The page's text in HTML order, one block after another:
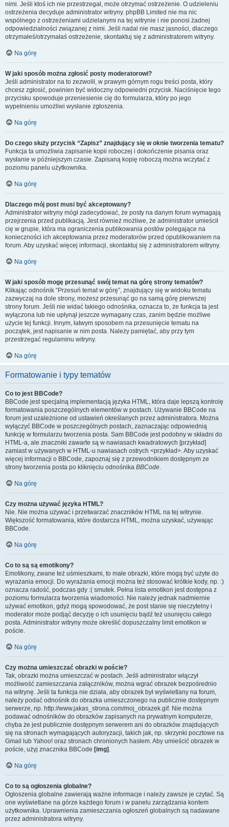
nimi. Jeśli ktoś ich nie przestrzegał, może otrzymać ostrzeżenie. O udzieleniu
ostrzeżenia decyduje administrator witryny. phpBB Limited nie ma nic
wspólnego z ostrzeżeniami udzielanymi na tej witrynie i nie ponosi żadnej
odpowiedzialności związanej z nimi. Jeśli nadal nie masz jasności, dlaczego
otrzymałeś/otrzymałaś ostrzeżenie, skontaktuj się z administratorem witryny.
Na górę
W jaki sposób można zgłosić posty moderatorowi?
Jeśli administrator na to zezwolił, w prawym górnym rogu treści posta, który
chcesz zgłosić, powinien być widoczny odpowiedni przycisk. Naciśnięcie tego
przycisku spowoduje przeniesienie cię do formularza, który po jego
wypełnieniu umożliwi wysłanie zgłoszenia.
Na górę
Do czego służy przycisk “Zapisz” znajdujący się w oknie tworzenia tematu?
Funkcja ta umożliwia zapisanie kopii roboczej i dokończenie pisania oraz
wysłanie w późniejszym czasie. Zapisaną kopię roboczą można wczytać z
poziomu panelu użytkownika.
Na górę
Dlaczego mój post musi być akceptowany?
Administrator witryny mógł zadecydować, że posty na danym forum wymagają
przejrzenia przed publikacją. Jest również możliwe, że administrator umieścił
cię w grupie, która ma ograniczenia publikowania postów polegające na
konieczności ich akceptowania przez moderatorów przed opublikowaniem na
forum. Aby uzyskać więcej informacji, skontaktuj się z administratorem witryny.
Na górę
W jaki sposób mogę przesunąć swój temat na górę strony tematów?
Klikając odnośnik “Przesuń temat w górę”, znajdujący się w widoku tematu
zazwyczaj na dole strony, możesz przesunąć go na samą górę pierwszej
strony forum. Jeśli nie widać takiego odnośnika, oznacza to, że funkcja ta jest
wyłączona lub nie upłynął jeszcze wymagany czas, zanim będzie możliwe
użycie tej funkcji. Innym, łatwym sposobem na przesunięcie tematu na
początek, jest napisanie w nim posta. Należy pamiętać, aby przy tym
przestrzegać regulaminu witryny.
Na górę
Formatowanie i typy tematów
Co to jest BBCode?
BBCode jest specjalną implementacją języka HTML, która daje lepszą kontrolę
formatowania poszczególnych elementów w postach. Używanie BBCode na
forum jest uzależnione od ustawień określanych przez administratora. Można
wyłączyć BBCode w poszczególnych postach, zaznaczając odpowiednią
funkcję w formularzu tworzenia posta. Sam BBCode jest podobny w składni do
HTML-a, ale znaczniki zawarte są w nawiasach kwadratowych [przykład]
zamiast w używanych w HTML-u nawiasach ostrych <przykład>. Aby uzyskać
więcej informacji o BBCode, zapoznaj się z przewodnikiem dostępnym ze
strony tworzenia posta po kliknięciu odnośnika BBCode.
Na górę
Czy można używać języka HTML?
Nie. Nie można używać i przetwarzać znaczników HTML na tej witrynie.
Większość formatowania, które dostarcza HTML, można uzyskać, używając
BBCode.
Na górę
Co to są są emotikony?
Emotikony, zwane też uśmieszkami, to małe obrazki, które mogą być użyte do
wyrażania emocji. Do wyrażania emocji można też stosować krótkie kody, np. :)
oznacza radość, podczas gdy :( smutek. Pełna lista emotikon jest dostępna z
poziomu formularza tworzenia wiadomości. Nie należy jednak nadmiernie
używać emotikon, gdyż mogą spowodować, że post stanie się nieczytelny i
moderator może podjąć decyzję o ich usunięciu bądź też usunięciu całego
posta. Administrator witryny może określić dopuszczalny limit emotikon w
poście.
Na górę
Czy można umieszczać obrazki w poście?
Tak, obrazki można umieszczać w postach. Jeśli administrator włączył
możliwość zamieszczania załączników, można wgrać obrazek bezpośrednio
na witrynę. Jeśli ta funkcja nie działa, aby obrazek był wyświetlany na forum,
należy podać odnośnik do obrazka umieszczonego na publicznie dostępnym
serwerze, np. http://www.jakas_strona.com/moj_obrazek.gif. Nie można
podawać odnośników do obrazków zapisanych na prywatnym komputerze,
chyba że jest publicznie dostępnym serwerem ani do obrazków znajdujących
się na stronach wymagających autoryzacji, takich jak, np. skrzynki pocztowe na
Gmail lub Yahoo! oraz stronach chronionych hasłem. Aby umieścić obrazek w
poście, użyj znacznika BBCode [img] .
Na górę
Co to są ogłoszenia globalne?
Ogłoszenia globalne zawierają ważne informacje i należy zawsze je czytać. Są
one wyświetlane na górze każdego forum i w panelu zarządzania kontem
użytkownika. Uprawnienia zamieszczania ogłoszeń globalnych są nadawane
przez administratora witryny.